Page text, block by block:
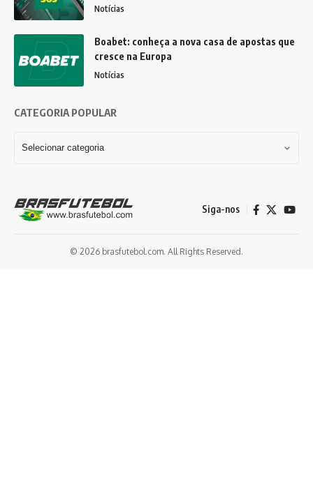
Notícias
Boabet: conheça a nova casa de apostas que
cresce na Europa
Notícias
CATEGORIA POPULAR
Siga-nos
© 2026 brasfutebol.com. All Rights Reserved.